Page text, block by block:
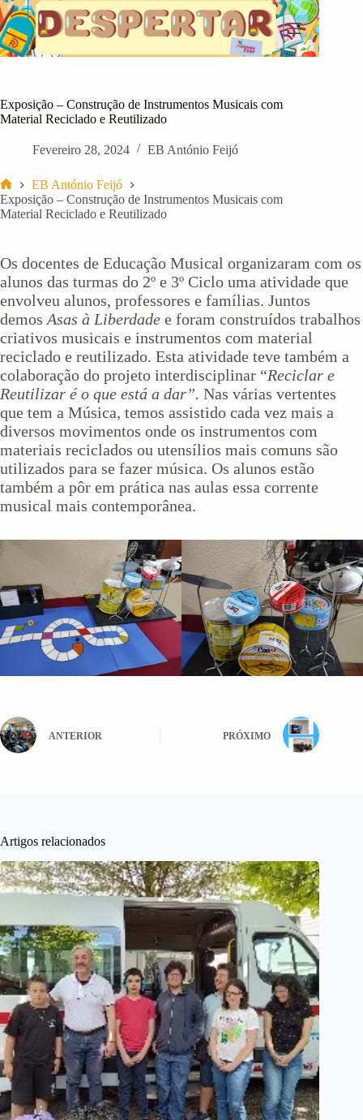
Pular
para
o
conteúdo
Exposição – Construção de Instrumentos Musicais com
Material Reciclado e Reutilizado
Fevereiro 28, 2024 EB António Feijó
Início
EB António Feijó
Exposição – Construção de Instrumentos Musicais com
Material Reciclado e Reutilizado
Os docentes de Educação Musical organizaram com os
alunos das turmas do 2º e 3º Ciclo uma atividade que
envolveu alunos, professores e famílias. Juntos
demos Asas à Liberdade e foram construídos trabalhos
criativos musicais e instrumentos com material
reciclado e reutilizado. Esta atividade teve também a
colaboração do projeto interdisciplinar “Reciclar e
Reutilizar é o que está a dar”. Nas várias vertentes
que tem a Música, temos assistido cada vez mais a
diversos movimentos onde os instrumentos com
materiais reciclados ou utensílios mais comuns são
utilizados para se fazer música. Os alunos estão
também a pôr em prática nas aulas essa corrente
musical mais contemporânea.
ANTERIOR PRÓXIMO
Artigos relacionados